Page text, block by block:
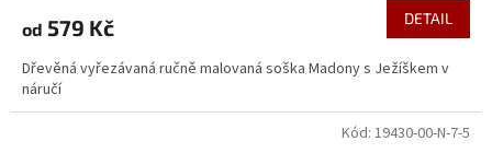
od 579 Kč DETAIL
Dřevěná vyřezávaná ručně malovaná soška Madony s Ježíškem v
náručí
Kód: 19430-00-N-7-5